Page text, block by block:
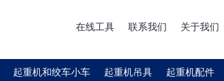
在线工具 联系我们 关于我们
起重机和绞车小车 起重机吊具 起重机配件